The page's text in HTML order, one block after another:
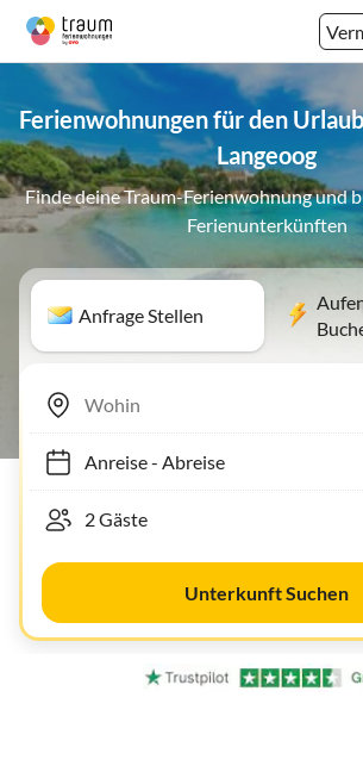
Ferienwohnungen für den
Langeoog
Finde deine Traum-Ferienwohnung und
Ferienunterkünften
Anfrage Stellen
Anreise- Abreise
Unterkunft Suchen